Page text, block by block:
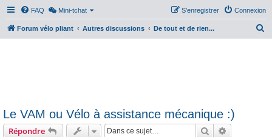
FAQ Mini-tchat Connexion
S’enregistrer
Forum vélo pliant Autres discussions De tout et de rien...
Le VAM ou Vélo à assistance mécanique :)
Répondre Rechercher